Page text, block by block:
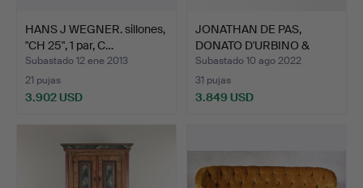
HANS J WEGNER. sillones,
"CH 25", 1 par, C…
Subastado 12 ene 2013
21 pujas
3.902 USD
JONATHAN DE PAS,
DONATO D'URBINO &
PAOLO L…
Subastado 10 ago 2022
31 pujas
3.849 USD